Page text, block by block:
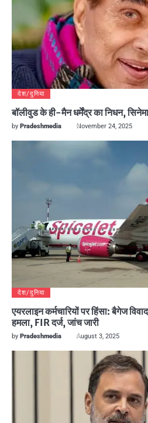
देश/दुनिया
बॉलीवुड के ही-मैन धर्मेंद्र का निधन,
by Pradeshmedia November 24, 2025
देश/दुनिया
एयरलाइन कर्मचारियों पर हिंसा: बैगेज
हमला, FIR दर्ज, जांच जारी
by Pradeshmedia August 3, 2025